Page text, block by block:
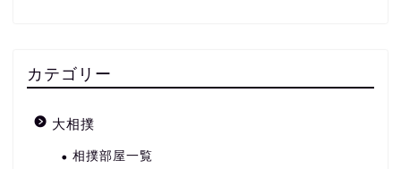
カテゴリー
大相撲
相撲部屋一覧